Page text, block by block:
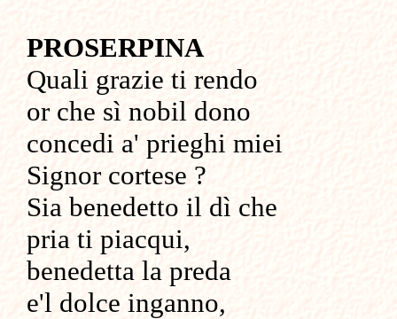
PROSERPINA
Quali grazie ti rendo
or che sì nobil dono
concedi a' prieghi miei
Signor cortese ?
Sia benedetto il dì che
pria ti piacqui,
benedetta la preda
e'l dolce inganno,